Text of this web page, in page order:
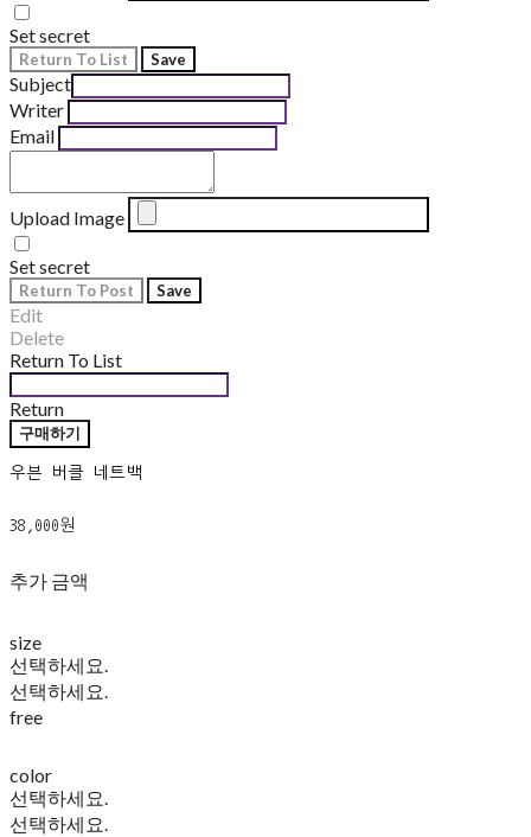
Set secret
Return To List Save
Subject
Writer
Email
Upload Image
Set secret
Return To Post Save
Edit
Delete
Return To List
Return
구매하기
우븐 버클 네트백
38,000원
추가 금액
size
선택하세요.
선택하세요.
free
color
선택하세요.
선택하세요.